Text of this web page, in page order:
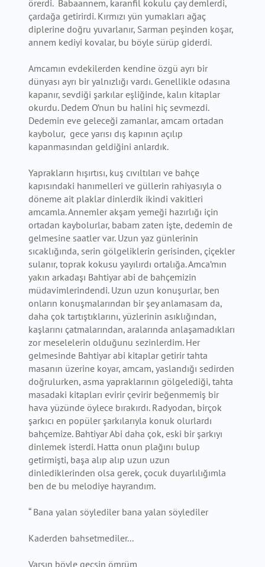
örerdi. Babaannem, karanfil kokulu çay demlerdi,
çardağa getirirdi. Kırmızı yün yumakları ağaç
diplerine doğru yuvarlanır, Sarman peşinden koşar,
annem kediyi kovalar, bu böyle sürüp giderdi.
Amcamın evdekilerden kendine özgü ayrı bir
dünyası ayrı bir yalnızlığı vardı. Genellikle odasına
kapanır, sevdiği şarkılar eşliğinde, kalın kitaplar
okurdu. Dedem O’nun bu halini hiç sevmezdi.
Dedemin eve geleceği zamanlar, amcam ortadan
kaybolur, gece yarısı dış kapının açılıp
kapanmasından geldiğini anlardık.
Yaprakların hışırtısı, kuş cıvıltıları ve bahçe
kapısındaki hanımelleri ve güllerin rahiyasıyla o
döneme ait plaklar dinlerdik ikindi vakitleri
amcamla. Annemler akşam yemeği hazırlığı için
ortadan kaybolurlar, babam zaten işte, dedemin de
gelmesine saatler var. Uzun yaz günlerinin
sıcaklığında, serin gölgeliklerin gerisinden, çiçekler
sulanır, toprak kokusu yayılırdı ortalığa. Amca’mın
yakın arkadaşı Bahtiyar abi de bahçemizin
müdavimlerindendi. Uzun uzun konuşurlar, ben
onların konuşmalarından bir şey anlamasam da,
daha çok tartıştıklarını, yüzlerinin asıklığından,
kaşlarını çatmalarından, aralarında anlaşamadıkları
zor meselelerin olduğunu sezinlerdim. Her
gelmesinde Bahtiyar abi kitaplar getirir tahta
masanın üzerine koyar, amcam, yaslandığı sedirden
doğrulurken, asma yapraklarının gölgelediği, tahta
masadaki kitapları evirir çevirir beğenmemiş bir
hava yüzünde öylece bırakırdı. Radyodan, birçok
şarkıcı en popüler şarkılarıyla konuk olurlardı
bahçemize. Bahtiyar Abi daha çok, eski bir şarkıyı
dinlemek isterdi. Hatta onun plağını bulup
getirmişti, başa alıp alıp uzun uzun
dinlediklerinden olsa gerek, çocuk duyarlılığımla
ben de bu melodiye hayrandım.
“ Bana yalan söylediler bana yalan söylediler
Kaderden bahsetmediler...
Varsın böyle geçsin ömrüm